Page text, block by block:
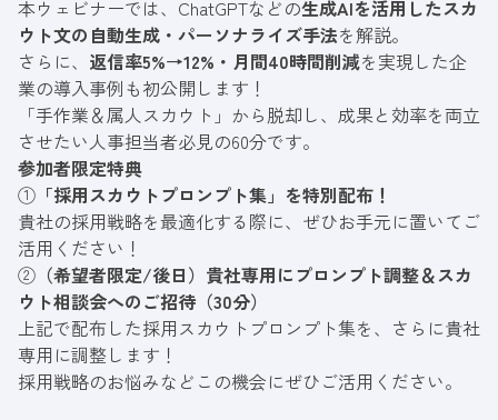
本ウェビナーでは、ChatGPTなどの生成AIを活用したスカ
ウト文の自動生成・パーソナライズ手法を解説。
さらに、 返信率5%→12%・月間40時間削減を実現した企
業の導入事例も初公開します！
「手作業＆属人スカウト」から脱却し、成果と効率を両立
させたい人事担当者必見の60分です。
参加者限定特典
① 「採用スカウトプロンプト集」 を特別配布！
貴社の採用戦略を最適化する際に、ぜひお手元に置いてご
活用ください！
② （希望者限定/後日） 貴社専用にプロンプト調整＆スカ
ウト相談会へのご招待 （30分）
上記で配布した採用スカウトプロンプト集を、さらに貴社
専用に調整します！
採用戦略のお悩みなどこの機会にぜひご活用ください。